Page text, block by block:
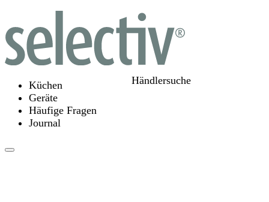
Küchen
Geräte
Häufige Fragen
Journal
Händlersuche